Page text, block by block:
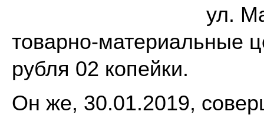
ул. Маршала
товарно-материальные
рубля 02 копейки.
Он же, 30.01.2019,